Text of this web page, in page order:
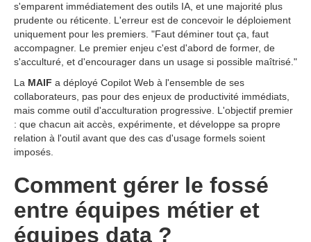
s'emparent immédiatement des outils IA, et une majorité plus
prudente ou réticente. L'erreur est de concevoir le déploiement
uniquement pour les premiers. "Faut déminer tout ça, faut
accompagner. Le premier enjeu c'est d'abord de former, de
s'acculturé, et d'encourager dans un usage si possible maîtrisé."
La MAIF a déployé Copilot Web à l'ensemble de ses
collaborateurs, pas pour des enjeux de productivité immédiats,
mais comme outil d'acculturation progressive. L'objectif premier
: que chacun ait accès, expérimente, et développe sa propre
relation à l'outil avant que des cas d'usage formels soient
imposés.
Comment gérer le fossé
entre équipes métier et
équipes data ?